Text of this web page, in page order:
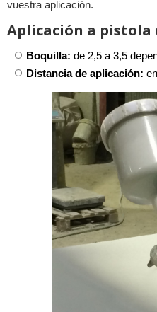
vuestra aplicación.
Aplicación a pistola
Boquilla: de 2,5 a 3,5
Distancia de aplicación: